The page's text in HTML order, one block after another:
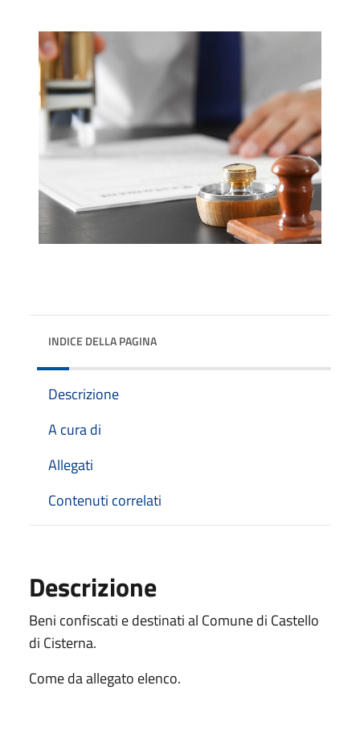
INDICE DELLA PAGINA
Descrizione
A cura di
Allegati
Contenuti correlati
Descrizione
Beni confiscati e destinati al Comune di Castello
di Cisterna.
Come da allegato elenco.